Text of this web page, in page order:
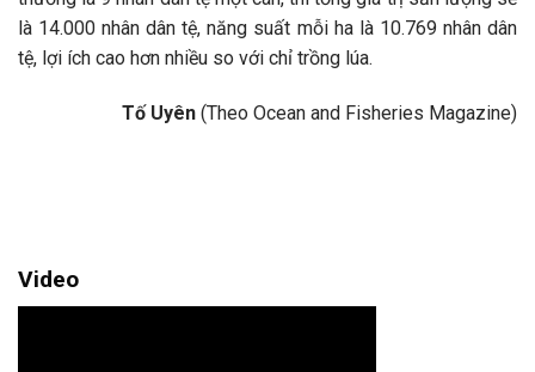
là 14.000 nhân dân tệ, năng suất mỗi ha là 10.769 nhân dân
tệ, lợi ích cao hơn nhiều so với chỉ trồng lúa.
Tố Uyên (Theo Ocean and Fisheries Magazine)
Video